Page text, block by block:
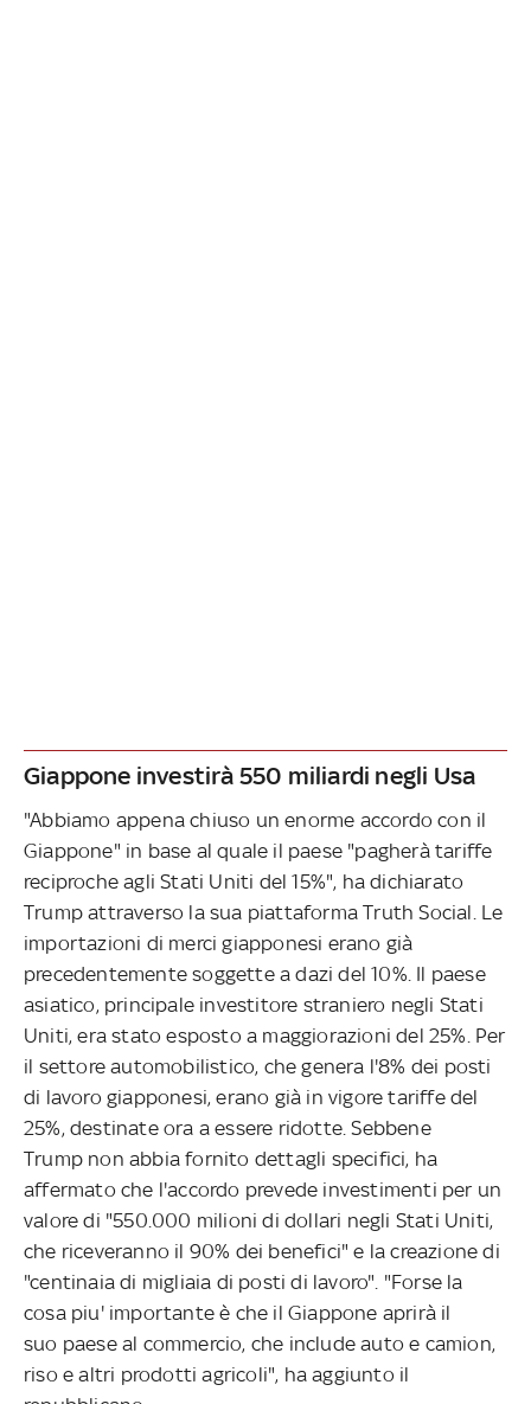
Giappone investirà 550 miliardi negli Usa
"Abbiamo appena chiuso un enorme accordo con il
Giappone" in base al quale il paese "pagherà tariffe
reciproche agli Stati Uniti del 15%", ha dichiarato
Trump attraverso la sua piattaforma Truth Social. Le
importazioni di merci giapponesi erano già
precedentemente soggette a dazi del 10%. Il paese
asiatico, principale investitore straniero negli Stati
Uniti, era stato esposto a maggiorazioni del 25%. Per
il settore automobilistico, che genera l'8% dei posti
di lavoro giapponesi, erano già in vigore tariffe del
25%, destinate ora a essere ridotte. Sebbene
Trump non abbia fornito dettagli specifici, ha
affermato che l'accordo prevede investimenti per un
valore di "550.000 milioni di dollari negli Stati Uniti,
che riceveranno il 90% dei benefici" e la creazione di
"centinaia di migliaia di posti di lavoro". "Forse la
cosa piu' importante è che il Giappone aprirà il
suo paese al commercio, che include auto e camion,
riso e altri prodotti agricoli", ha aggiunto il